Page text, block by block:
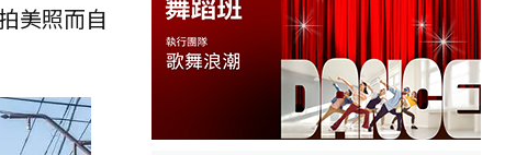
美照而自